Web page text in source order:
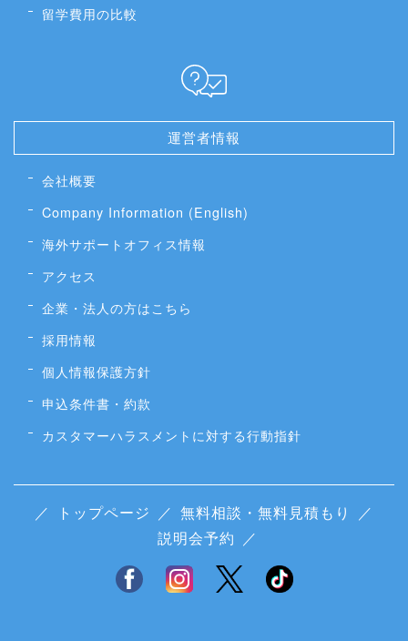
留学費用の比較
運営者情報
会社概要
Company Information (English)
海外サポートオフィス情報
アクセス
企業・法人の方はこちら
採用情報
個人情報保護方針
申込条件書・約款
カスタマーハラスメントに対する行動指針
／ トップページ ／ 無料相談・無料見積もり
／
説明会予約 ／